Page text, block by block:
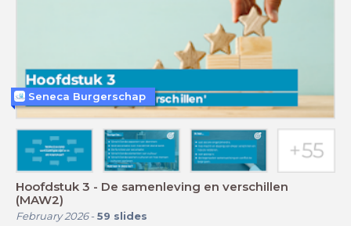
Hoofdstuk 3 - De samenleving en verschillen
(MAW2)
February 2026- 59 slides
Seneca Burgerschap